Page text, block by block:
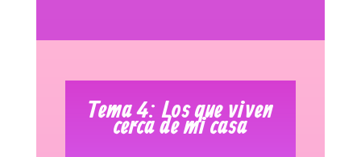
Tema 4: Los que viven
cerca de mi casa